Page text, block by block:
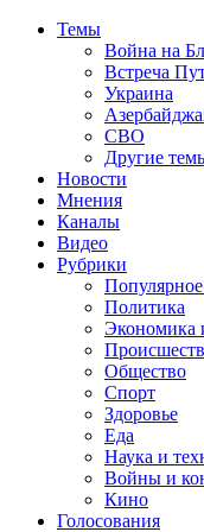
Темы
Война на
Встреча
Украина
СВО
Другие
Новости
Мнения
Каналы
Видео
Рубрики
Популярное
Политика
Экономика
Общество
Спорт
Здоровье
Еда
Наука и
Войны и
Кино
Голосования